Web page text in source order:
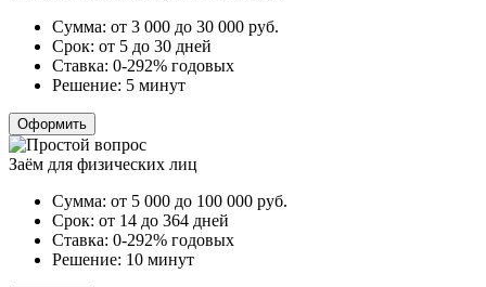
Сумма: от 3 000 до 30 000 руб.
Срок: от 5 до 30 дней
Ставка: 0-292% годовых
Решение: 5 минут
Оформить
Заём для физических лиц
Сумма: от 5 000 до 100 000 руб.
Срок: от 14 до 364 дней
Ставка: 0-292% годовых
Решение: 10 минут